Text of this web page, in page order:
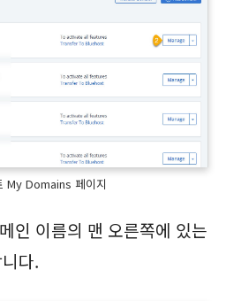
My Domains 페이지
인 이름의 맨 오른쪽에 있는
다.